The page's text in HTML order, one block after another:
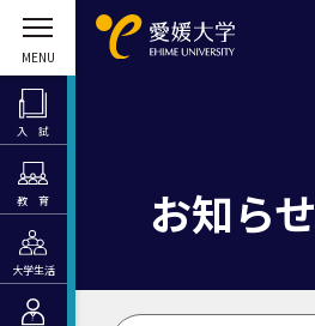
入 試
教 育
大学生活
お知らせ